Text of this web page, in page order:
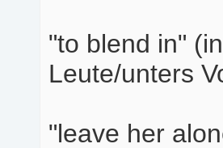
"to blend in"
Leute/unters
"leave her